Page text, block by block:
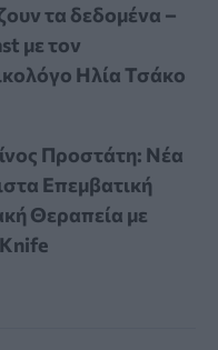
τα δεδομένα –
με τον
Ηλία Τσάκο
Προστάτη: Νέα
Επεμβατική
Θεραπεία με